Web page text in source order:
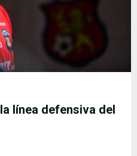
línea defensiva del